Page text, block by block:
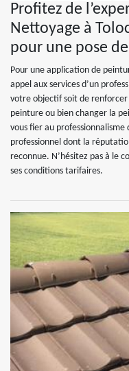
Profitez de
Nettoyage à
pour une pose
Pour une application de
appel aux services d’un
votre objectif soit de
peinture ou bien changer la
vous fier au professionnalisme
professionnel dont la
reconnue. N’hésitez pas à le
ses conditions tarifaires.